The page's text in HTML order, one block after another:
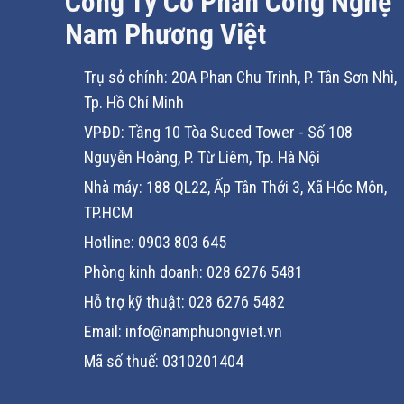
Tính năng
Điều khiển động cơ linh hoạt, chính xác
CIMR-AT2A0012FAA hỗ trợ đa dạng chế độ điều khiển
Điều khiển V/f tiêu chuẩn và V/f kết hợp phản hồi tốc độ khi
Open Loop Vector (OLV) cho động cơ cảm ứng: giữ
Closed Loop Vector (CLV) với card phản hồi xung PG tùy
xác hoặc các trục tải biến thiên mạnh.
Vector cho động cơ PM/IPM: hỗ trợ các chế độ OLVPM/
Kết hợp các chế độ này là bộ công cụ tinh chỉnh mạnh
zero‑servo và feed‑forward, giúp bạn đạt hiệu năng tối
Vận hành êm ái, hiệu quả và linh hoạt theo ứng
Nam Phương Việt
Trụ sở chính: 20A Phan Chu Trinh, P. Tân Sơn Nhì,
Tp. Hồ Chí Minh
VPĐD: Tầng 10 Tòa Suced Tower - Số 108
Nguyễn Hoàng, P. Từ Liêm, Tp. Hà Nội
Nhà máy: 188 QL22, Ấp Tân Thới 3, Xã Hóc Môn,
TP.HCM
Hotline: 0903 803 645
Phòng kinh doanh: 028 6276 5481
Hỗ trợ kỹ thuật: 028 6276 5482
Email: info@namphuongviet.vn
Mã số thuế: 0310201404